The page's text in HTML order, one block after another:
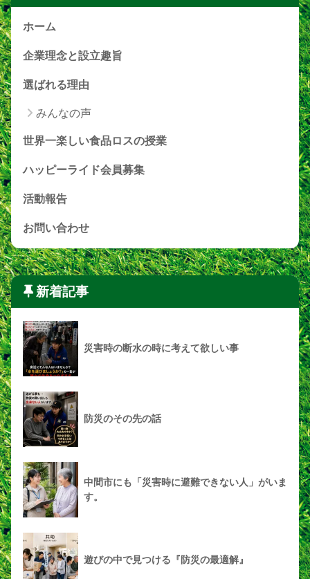
ホーム
企業理念と設立趣旨
選ばれる理由
みんなの声
世界一楽しい食品ロスの授業
ハッピーライド会員募集
活動報告
お問い合わせ
新着記事
災害時の断水の時に考えて欲しい事
防災のその先の話
中間市にも「災害時に避難できない人」がいま
す。
遊びの中で見つける『防災の最適解』